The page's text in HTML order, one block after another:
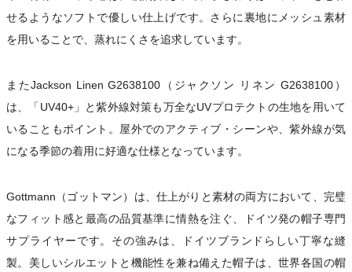
せるようなソフトで優しい仕上げです。さらに裏地にメッシュ素材
を用いることで、蒸れにくさを追求しています。
またJackson Linen G2638100（ジャクソン リネン G2638100）
は、「UV40+」と紫外線対策も万全なUVプロテクトの生地を用いて
いることもポイント。屋外でのアクティブ・シーンや、紫外線が気
になる季節の着用に好適な仕様となっています。
Gottmann（ゴットマン）は、仕上がりと素材の両方において、完璧
なフィット感と最高の品質基準に情熱を注ぐ、ドイツ発の帽子専門
サプライヤーです。その強みは、ドイツブランドらしい丁寧な縫
製。美しいシルエットと機能性を兼ね備えた帽子は、世界各国の帽